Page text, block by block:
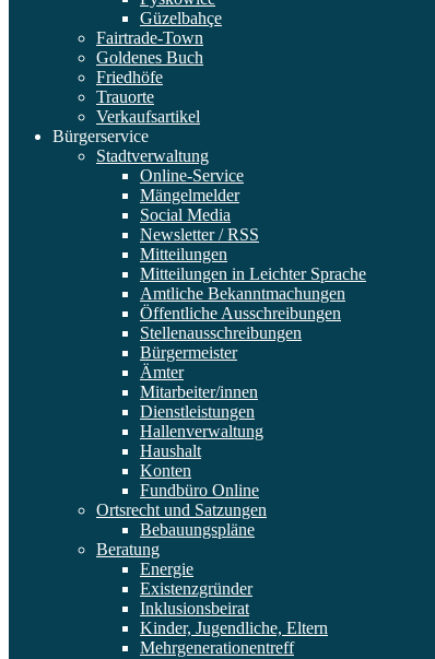
Güzelbahçe
Fairtrade-Town
Goldenes Buch
Friedhöfe
Trauorte
Verkaufsartikel
Bürgerservice
Stadtverwaltung
Online-Service
Mängelmelder
Social Media
Newsletter / RSS
Mitteilungen
Mitteilungen in Leichter Sprache
Amtliche Bekanntmachungen
Öffentliche Ausschreibungen
Stellenausschreibungen
Bürgermeister
Ämter
Mitarbeiter/innen
Dienstleistungen
Hallenverwaltung
Haushalt
Konten
Fundbüro Online
Ortsrecht und Satzungen
Bebauungspläne
Beratung
Energie
Existenzgründer
Inklusionsbeirat
Kinder, Jugendliche, Eltern
Mehrgenerationentreff